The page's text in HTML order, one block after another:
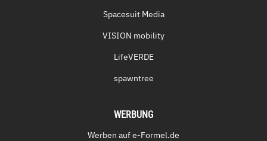
Spacesuit Media
VISION mobility
LifeVERDE
spawntree
WERBUNG
Werben auf e-Formel.de